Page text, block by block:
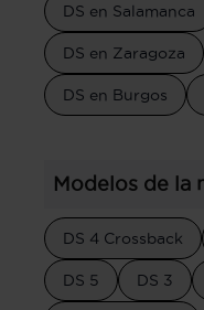
DS en Salamanca
DS en Zaragoza
DS en Burgos
Modelos de la
DS 4 Crossback
DS 5 DS 3